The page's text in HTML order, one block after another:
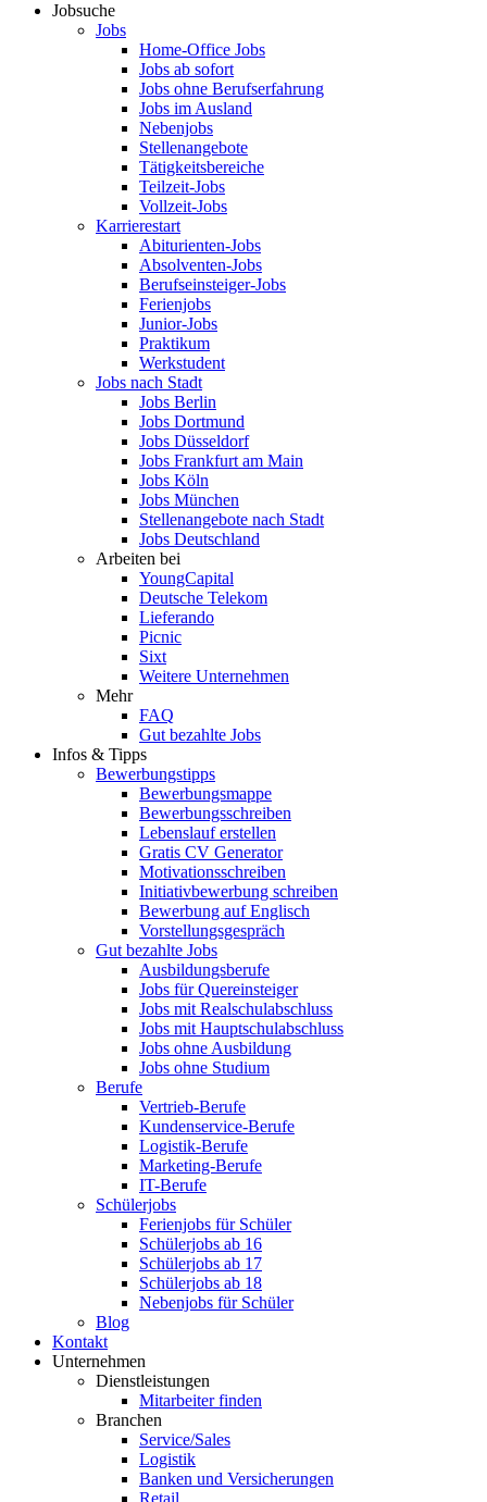
Jobsuche
Jobs
Home-Office Jobs
Jobs ab sofort
Jobs ohne Berufserfahrung
Jobs im Ausland
Nebenjobs
Stellenangebote
Tätigkeitsbereiche
Teilzeit-Jobs
Vollzeit-Jobs
Karrierestart
Abiturienten-Jobs
Absolventen-Jobs
Berufseinsteiger-Jobs
Ferienjobs
Junior-Jobs
Praktikum
Werkstudent
Jobs nach Stadt
Jobs Berlin
Jobs Dortmund
Jobs Düsseldorf
Jobs Frankfurt am Main
Jobs Köln
Jobs München
Stellenangebote nach Stadt
Jobs Deutschland
Arbeiten bei
YoungCapital
Deutsche Telekom
Lieferando
Picnic
Sixt
Weitere Unternehmen
Mehr
FAQ
Gut bezahlte Jobs
Infos & Tipps
Bewerbungstipps
Bewerbungsmappe
Bewerbungsschreiben
Lebenslauf erstellen
Gratis CV Generator
Motivationsschreiben
Initiativbewerbung schreiben
Bewerbung auf Englisch
Vorstellungsgespräch
Gut bezahlte Jobs
Ausbildungsberufe
Jobs für Quereinsteiger
Jobs mit Realschulabschluss
Jobs mit Hauptschulabschluss
Jobs ohne Ausbildung
Jobs ohne Studium
Berufe
Vertrieb-Berufe
Kundenservice-Berufe
Logistik-Berufe
Marketing-Berufe
IT-Berufe
Schülerjobs
Ferienjobs für Schüler
Schülerjobs ab 16
Schülerjobs ab 17
Schülerjobs ab 18
Nebenjobs für Schüler
Blog
Kontakt
Unternehmen
Dienstleistungen
Mitarbeiter finden
Branchen
Service/Sales
Logistik
Banken und Versicherungen
Retail